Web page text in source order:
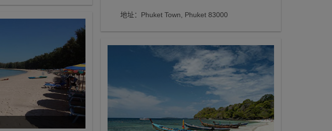
地址：Phuket Town, Phuket 83000